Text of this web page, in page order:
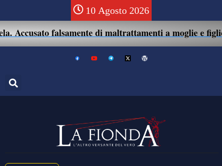
10 Agosto 2026
falsamente di maltrattamenti a moglie e figlio: